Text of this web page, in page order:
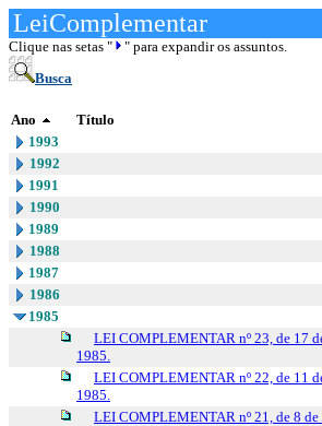
LeiComplementar
Clique nas setas "
" para expandir os assuntos.
Busca
Ano Título
1993
1992
1991
1990
1989
1988
1987
1986
1985
LEI COMPLEMENTAR nº 23, de 17
1985.
LEI COMPLEMENTAR nº 22, de 11
1985.
LEI COMPLEMENTAR nº 21, de 8 de